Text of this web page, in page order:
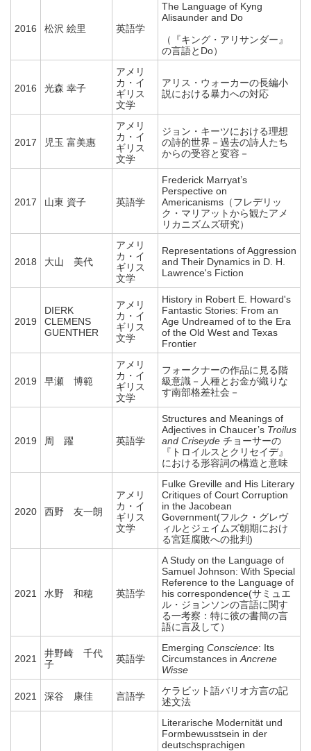
2016 松沢 絵里 英語学
The Language of Kyng
Alisaunder and Do
（『キング・アリサンダー』
の言語とDo）
2016 光森 幸子
アメリ
カ・イ
ギリス
文学
アリス・ウォーカーの長編小
説における暴力への対応
2017 児玉 富美惠
アメリ
カ・イ
ギリス
文学
ジョン・キーツにおける理想
の詩的世界－過去の詩人たち
からの受容と変容－
2017 山東 資子 英語学
Frederick Marryat’s
Perspective on
Americanisms（フレデリッ
ク・マリアットから観たアメ
リカニズムズ研究）
2018 大山 美代
アメリ
カ・イ
ギリス
文学
Representations of Aggression
and Their Dynamics in D. H.
Lawrence's Fiction
2019
DIERK
CLEMENS
GUENTHER
アメリ
カ・イ
ギリス
文学
History in Robert E. Howard's
Fantastic Stories: From an
Age Undreamed of to the Era
of the Old West and Texas
Frontier
2019 早瀬 博範
アメリ
カ・イ
ギリス
文学
フォークナーの作品に見る階
級意識－人種とお金が織りな
す南部格差社会－
2019 周 躍 英語学
Structures and Meanings of
Adjectives in Chaucer’s Troilus
and Criseyde チョーサーの
『トロイルスとクリセイデ』
における形容詞の構造と意味
2020 西野 友一朗
アメリ
カ・イ
ギリス
文学
Fulke Greville and His Literary
Critiques of Court Corruption
in the Jacobean
Government(フルク・グレヴ
ィルとジェイムズ朝期におけ
る宮廷腐敗への批判)
2021 水野 和穂 英語学
A Study on the Language of
Samuel Johnson: With Special
Reference to the Language of
his correspondence(サミュエ
ル・ジョンソンの言語に関す
る一考察：特に彼の書簡の言
語に言及して）
2021
井野崎 千代
子
英語学
Emerging Conscience: Its
Circumstances in Ancrene
Wisse
2021 深谷 康佳 言語学
ケラビット語バリオ方言の記
述文法
Literarische Modernität und
Formbewusstsein in der
deutschsprachigen